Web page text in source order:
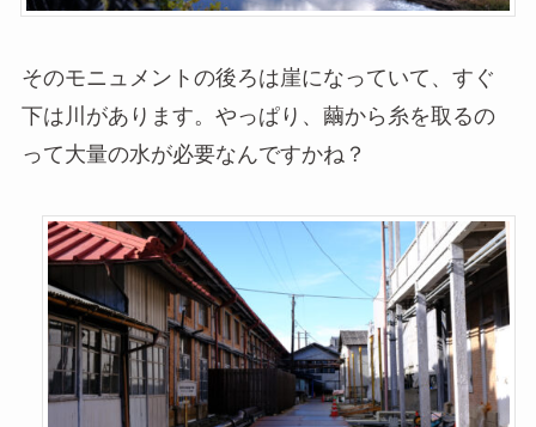
そのモニュメントの後ろは崖になっていて、すぐ
下は川があります。やっぱり、繭から糸を取るの
って大量の水が必要なんですかね？